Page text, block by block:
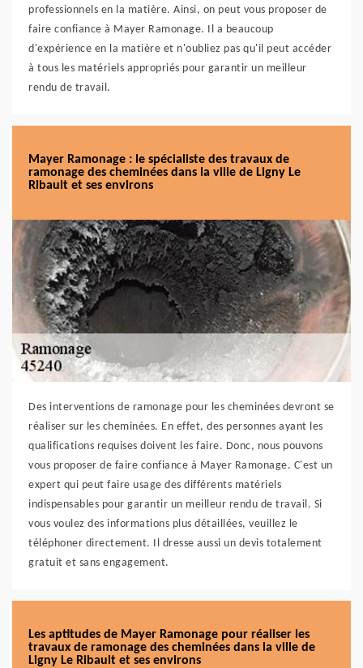
professionnels en la matière. Ainsi, on peut vous proposer de
faire confiance à Mayer Ramonage. Il a beaucoup
d'expérience en la matière et n'oubliez pas qu'il peut accéder
à tous les matériels appropriés pour garantir un meilleur
rendu de travail.
Mayer Ramonage : le spécialiste des travaux de
ramonage des cheminées dans la ville de Ligny Le
Ribault et ses environs
Des interventions de ramonage pour les cheminées devront se
réaliser sur les cheminées. En effet, des personnes ayant les
qualifications requises doivent les faire. Donc, nous pouvons
vous proposer de faire confiance à Mayer Ramonage. C'est un
expert qui peut faire usage des différents matériels
indispensables pour garantir un meilleur rendu de travail. Si
vous voulez des informations plus détaillées, veuillez le
téléphoner directement. Il dresse aussi un devis totalement
gratuit et sans engagement.
Les aptitudes de Mayer Ramonage pour réaliser les
travaux de ramonage des cheminées dans la ville de
Ligny Le Ribault et ses environs